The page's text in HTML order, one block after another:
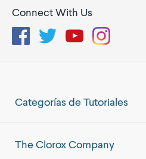
Categorías de Tutoriales
The Clorox Company
Connect With Us
FacebookTwitterYouTubeInstagram